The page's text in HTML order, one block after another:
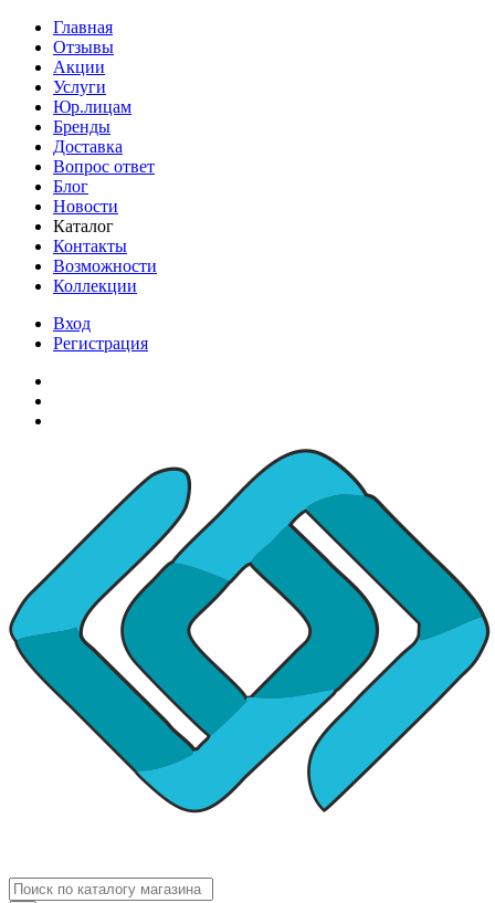
Главная
Отзывы
Акции
Услуги
Юр.лицам
Бренды
Доставка
Вопрос ответ
Блог
Новости
Каталог
Контакты
Возможности
Коллекции
Вход
Регистрация